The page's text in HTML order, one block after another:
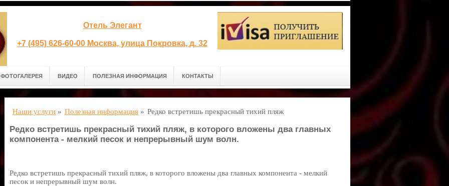
Отель Элегант
+7 (495) 626-60-00 Москва, улица Покровка, д. 32
ФОТОГАЛЕРЕЯ ВИДЕО ПОЛЕЗНАЯ ИНФОРМАЦИЯ КОНТАКТЫ
Наши услуги » Полезная информация » Редко встретишь прекрасный тихий пляж
Редко встретишь прекрасный тихий пляж, в которого вложены два главных
компонента - мелкий песок и непрерывный шум волн.
Редко встретишь прекрасный тихий пляж, в которого вложены два главных компонента - мелкий
песок и непрерывный шум волн.